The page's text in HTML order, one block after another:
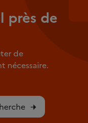
près de
de
nécessaire.